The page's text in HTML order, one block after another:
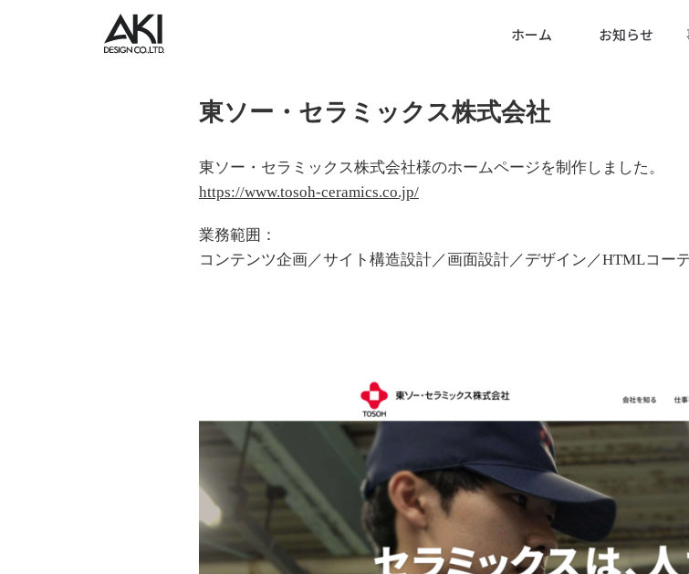
ホーム お知らせ
東ソー・セラミックス株式会社
東ソー・セラミックス株式会社様のホームページを制作しました。
https://www.tosoh-ceramics.co.jp/
業務範囲：
コンテンツ企画／サイト構造設計／画面設計／デザイン／HTMLコー